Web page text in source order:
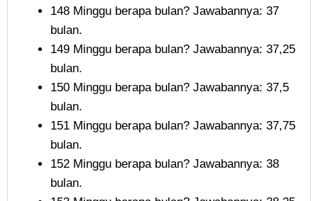
148 Minggu berapa bulan? Jawabannya: 37
bulan.
149 Minggu berapa bulan? Jawabannya: 37,25
bulan.
150 Minggu berapa bulan? Jawabannya: 37,5
bulan.
151 Minggu berapa bulan? Jawabannya: 37,75
bulan.
152 Minggu berapa bulan? Jawabannya: 38
bulan.